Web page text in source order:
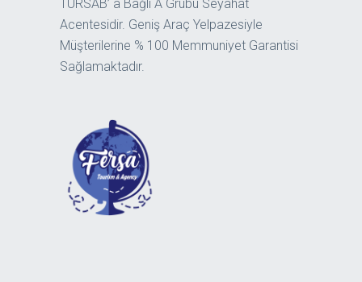
TURSAB’ a Bağlı A Grubu Seyahat
Acentesidir. Geniş Araç Yelpazesiyle
Müşterilerine % 100 Memmuniyet Garantisi
Sağlamaktadır.